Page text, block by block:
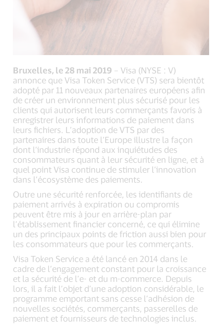
Bruxelles, le 28 mai 2019 – Visa (NYSE : V)
annonce que Visa Token Service (VTS) sera bientôt
adopté par 11 nouveaux partenaires européens afin
de créer un environnement plus sécurisé pour les
clients qui autorisent leurs commerçants favoris à
enregistrer leurs informations de paiement dans
leurs fichiers. L’adoption de VTS par des
partenaires dans toute l’Europe illustre la façon
dont l’industrie répond aux inquiétudes des
consommateurs quant à leur sécurité en ligne, et à
quel point Visa continue de stimuler l’innovation
dans l’écosystème des paiements.
Outre une sécurité renforcée, les identifiants de
paiement arrivés à expiration ou compromis
peuvent être mis à jour en arrière-plan par
l’établissement financier concerné, ce qui élimine
un des principaux points de friction aussi bien pour
les consommateurs que pour les commerçants.
Visa Token Service a été lancé en 2014 dans le
cadre de l’engagement constant pour la croissance
et la sécurité de l’e- et du m-commerce. Depuis
lors, il a fait l’objet d’une adoption considérable, le
programme emportant sans cesse l’adhésion de
nouvelles sociétés, commerçants, passerelles de
paiement et fournisseurs de technologies inclus.